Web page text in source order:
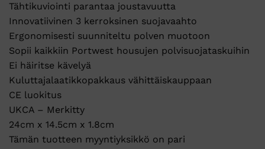
Tähtikuviointi parantaa joustavuutta
Innovatiivinen 3 kerroksinen suojavaahto
Ergonomisesti suunniteltu polven muotoon
Sopii kaikkiin Portwest housujen polvisuojataskuihin
Ei häiritse kävelyä
Kuluttajalaatikkopakkaus vähittäiskauppaan
CE luokitus
UKCA – Merkitty
24cm x 14.5cm x 1.8cm
Tämän tuotteen myyntiyksikkö on pari